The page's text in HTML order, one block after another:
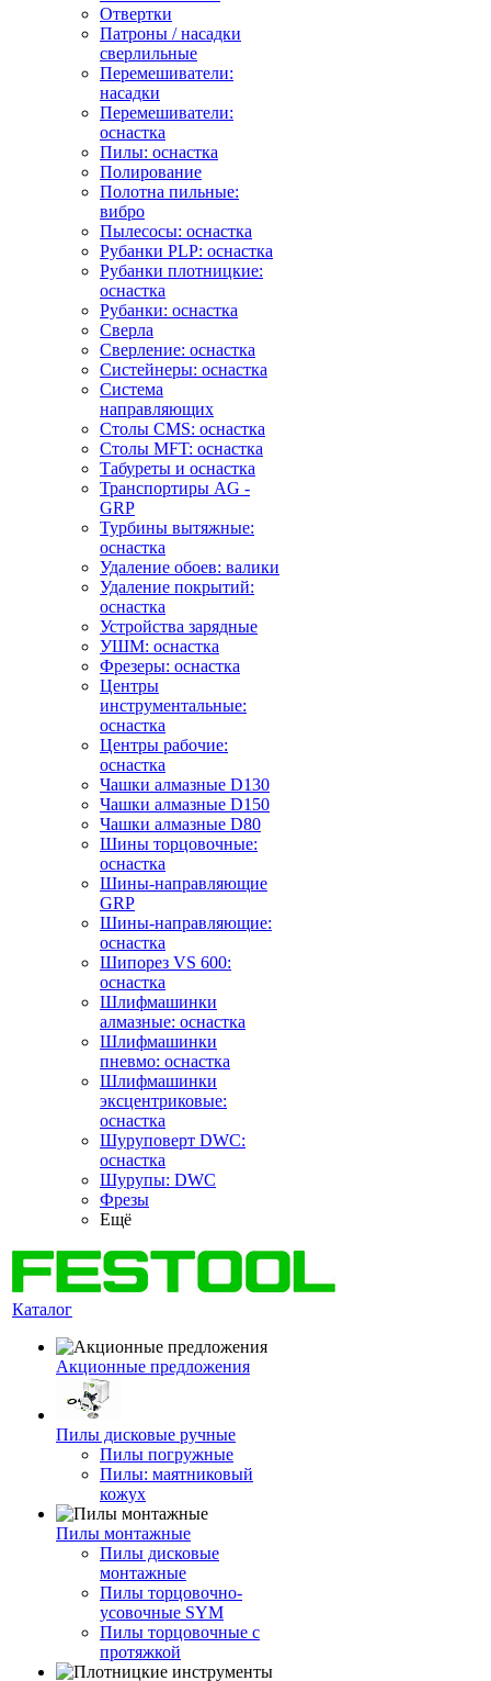
Отвертки
Патроны / насадки
сверлильные
Перемешиватели:
насадки
Перемешиватели:
оснастка
Пилы: оснастка
Полирование
Полотна пильные:
вибро
Пылесосы: оснастка
Рубанки PLP: оснастка
Рубанки плотницкие:
оснастка
Рубанки: оснастка
Сверла
Сверление: оснастка
Систейнеры: оснастка
Система
направляющих
Столы CMS: оснастка
Столы MFT: оснастка
Табуреты и оснастка
Транспортиры AG -
GRP
Турбины вытяжные:
оснастка
Удаление обоев: валики
Удаление покрытий:
оснастка
Устройства зарядные
УШМ: оснастка
Фрезеры: оснастка
Центры
инструментальные:
оснастка
Центры рабочие:
оснастка
Чашки алмазные D130
Чашки алмазные D150
Чашки алмазные D80
Шины торцовочные:
оснастка
Шины-направляющие
GRP
Шины-направляющие:
оснастка
Шипорез VS 600:
оснастка
Шлифмашинки
алмазные: оснастка
Шлифмашинки
пневмо: оснастка
Шлифмашинки
эксцентриковые:
оснастка
Шуруповерт DWC:
оснастка
Шурупы: DWC
Фрезы
Ещё
Каталог
Акционные предложения
Пилы дисковые ручные
Пилы погружные
Пилы: маятниковый
кожух
Пилы монтажные
Пилы дисковые
монтажные
Пилы торцовочно-
усовочные SYM
Пилы торцовочные с
протяжкой